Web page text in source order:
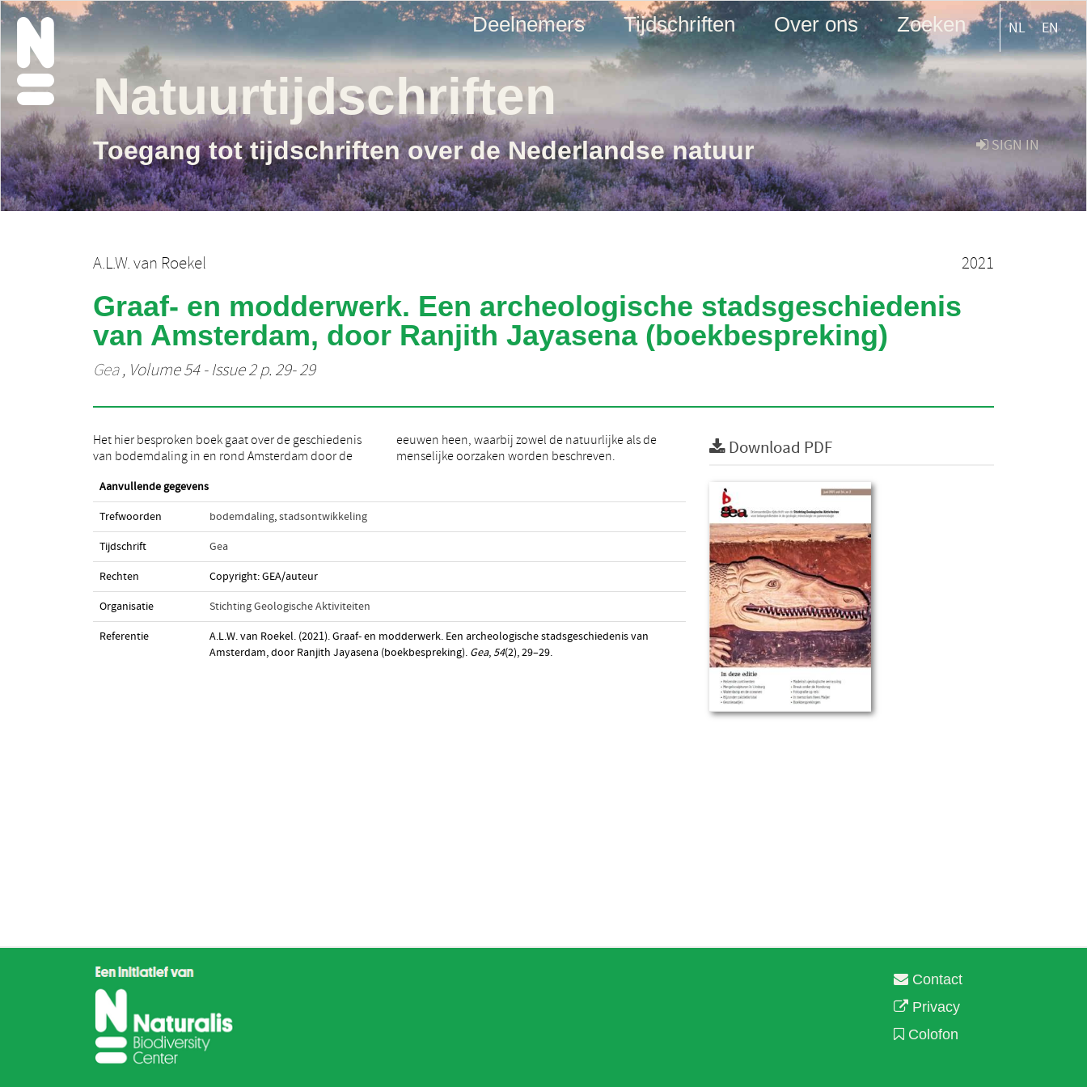
Deelnemers Tijdschriften Over ons Zoeken NL EN
SIGN IN
Natuurtijdschriften
Toegang tot tijdschriften over de Nederlandse natuur
A.L.W. van Roekel 2021
Graaf- en modderwerk. Een archeologische stadsgeschiedenis
van Amsterdam, door Ranjith Jayasena (boekbespreking)
Gea, Volume 54 - Issue 2 p. 29- 29
Het hier besproken boek gaat over de geschiedenis
van bodemdaling in en rond Amsterdam door de
eeuwen heen, waarbij zowel de natuurlijke als de
menselijke oorzaken worden beschreven.
Aanvullende gegevens
Trefwoorden bodemdaling,stadsontwikkeling
Tijdschrift Gea
Rechten Copyright: GEA/auteur
Organisatie Stichting Geologische Aktiviteiten
Referentie
A.L.W. van Roekel. (2021). Graaf- en modderwerk. Een archeologische stadsgeschiedenis van
Amsterdam, door Ranjith Jayasena (boekbespreking). Gea,54(2), 29–29.
Download PDF
Contact
Privacy
Colofon